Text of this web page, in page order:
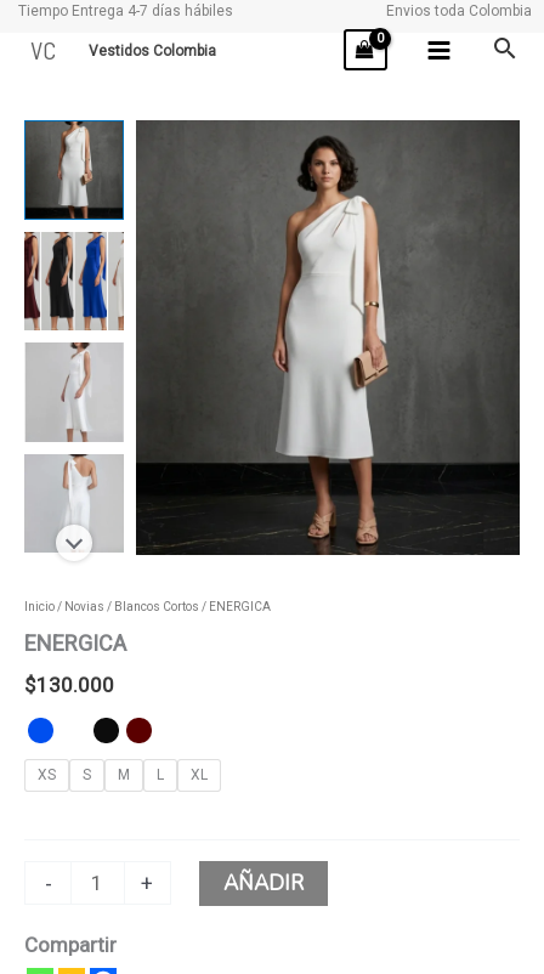
Tiempo Entrega 4-7 días hábiles Envios toda Colombia
VC Vestidos Colombia
Inicio/ Novias / Blancos Cortos / ENERGICA
ENERGICA
$130.000
XS S M L XL
-
ENERGICA
cantidad
+ AÑADIR
Compartir